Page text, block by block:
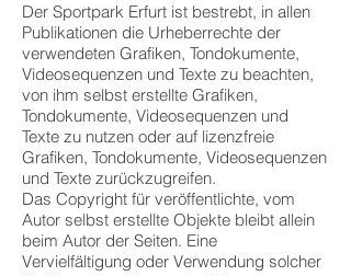
Der Sportpark Erfurt ist bestrebt, in allen
Publikationen die Urheberrechte der
verwendeten Grafiken, Tondokumente,
Videosequenzen und Texte zu beachten,
von ihm selbst erstellte Grafiken,
Tondokumente, Videosequenzen und
Texte zu nutzen oder auf lizenzfreie
Grafiken, Tondokumente, Videosequenzen
und Texte zurückzugreifen.
Das Copyright für veröffentlichte, vom
Autor selbst erstellte Objekte bleibt allein
beim Autor der Seiten. Eine
Vervielfältigung oder Verwendung solcher